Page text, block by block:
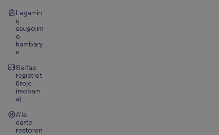
Lagamin
ų
saugojim
o
kambary
s
Seifas
registrat
ūroje
(mokam
a)
A'la
carte
restoran